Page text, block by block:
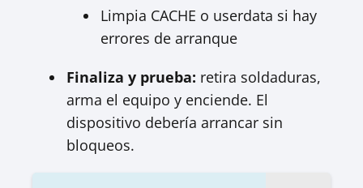
Limpia CACHE o userdata si hay
errores de arranque
Finaliza y prueba: retira soldaduras,
arma el equipo y enciende. El
dispositivo debería arrancar sin
bloqueos.